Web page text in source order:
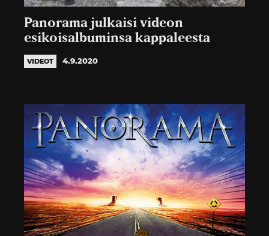
Panorama julkaisi videon
esikoisalbuminsa kappaleesta
VIDEOT 4.9.2020